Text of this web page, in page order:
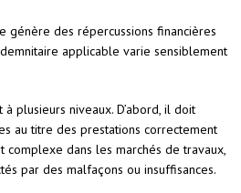
génère des répercussions financières
applicable varie sensiblement
plusieurs niveaux. D’abord, il doit
au titre des prestations correctement
dans les marchés de travaux,
par des malfaçons ou insuffisances.